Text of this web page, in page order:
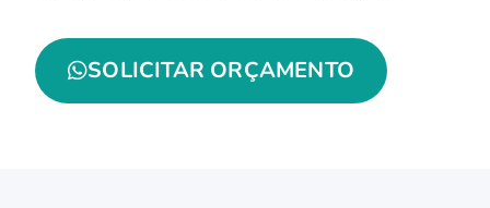
SOLICITAR ORÇAMENTO